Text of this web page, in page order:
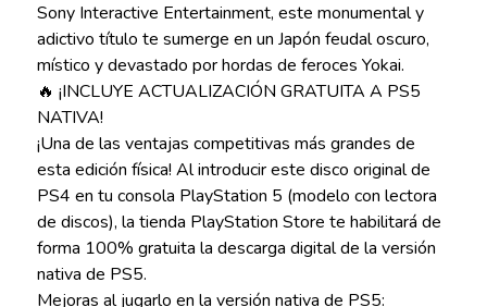
Sony Interactive Entertainment, este monumental y
adictivo título te sumerge en un Japón feudal oscuro,
místico y devastado por hordas de feroces Yokai.
🔥 ¡INCLUYE ACTUALIZACIÓN GRATUITA A PS5
NATIVA!
¡Una de las ventajas competitivas más grandes de
esta edición física! Al introducir este disco original de
PS4 en tu consola PlayStation 5 (modelo con lectora
de discos), la tienda PlayStation Store te habilitará de
forma 100% gratuita la descarga digital de la versión
nativa de PS5.
Mejoras al jugarlo en la versión nativa de PS5: